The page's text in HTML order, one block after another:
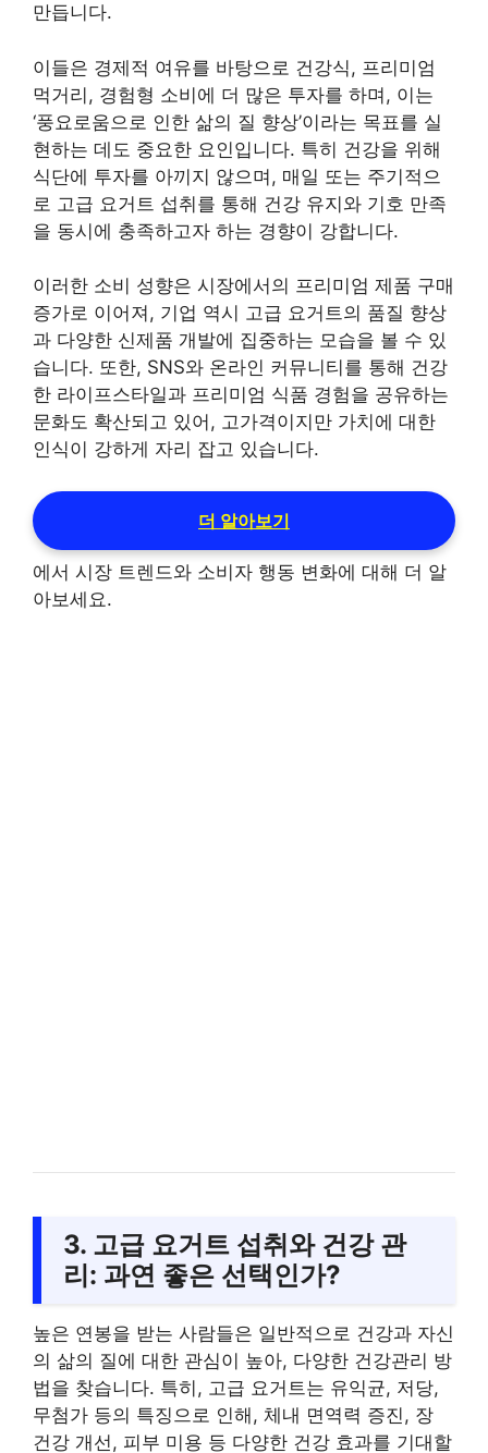
만듭니다.
이들은 경제적 여유를 바탕으로 건강식, 프리미엄
먹거리, 경험형 소비에 더 많은 투자를 하며, 이는
‘풍요로움으로 인한 삶의 질 향상’이라는 목표를 실
현하는 데도 중요한 요인입니다. 특히 건강을 위해
식단에 투자를 아끼지 않으며, 매일 또는 주기적으
로 고급 요거트 섭취를 통해 건강 유지와 기호 만족
을 동시에 충족하고자 하는 경향이 강합니다.
이러한 소비 성향은 시장에서의 프리미엄 제품 구매
증가로 이어져, 기업 역시 고급 요거트의 품질 향상
과 다양한 신제품 개발에 집중하는 모습을 볼 수 있
습니다. 또한, SNS와 온라인 커뮤니티를 통해 건강
한 라이프스타일과 프리미엄 식품 경험을 공유하는
문화도 확산되고 있어, 고가격이지만 가치에 대한
인식이 강하게 자리 잡고 있습니다.
더 알아보기
에서 시장 트렌드와 소비자 행동 변화에 대해 더 알
아보세요.
3. 고급 요거트 섭취와 건강 관
리: 과연 좋은 선택인가?
높은 연봉을 받는 사람들은 일반적으로 건강과 자신
의 삶의 질에 대한 관심이 높아, 다양한 건강관리 방
법을 찾습니다. 특히, 고급 요거트는 유익균, 저당,
무첨가 등의 특징으로 인해, 체내 면역력 증진, 장
건강 개선, 피부 미용 등 다양한 건강 효과를 기대할